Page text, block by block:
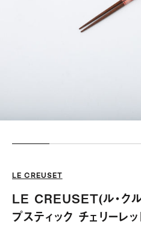
LE CREUSET
LE CREUSET(ル・クル
プスティック チェリーレ